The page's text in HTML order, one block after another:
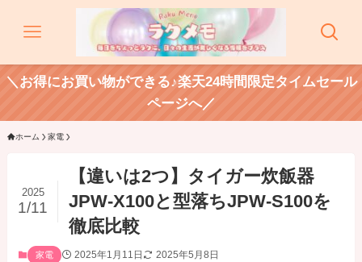
＼お得にお買い物ができる♪楽天24時間限定タイムセール
ページへ／
ホーム 家電
【違いは2つ】タイガー炊飯器
JPW-X100と型落ちJPW-S100を
徹底比較
2025
1/11
家電 2025年1月11日 2025年5月8日